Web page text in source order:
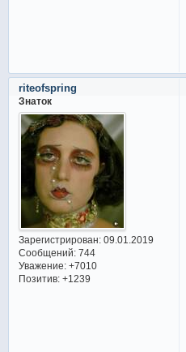
riteofspring
Знаток
Зарегистрирован: 09.01.2019
Сообщений:744
Уважение: +7010
Позитив: +1239